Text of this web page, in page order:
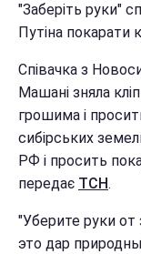
"Заберіть руки"
Путіна покарати
Співачка з
Машані зняла
грошима і
сибірських
РФ і просить
передає ТСН.
"Уберите руки
это дар